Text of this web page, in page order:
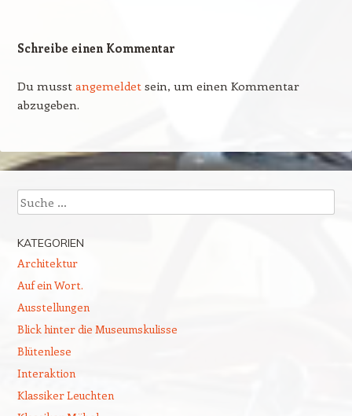
Schreibe einen Kommentar
Du musst angemeldet sein, um einen Kommentar
abzugeben.
Suchen
KATEGORIEN
Architektur
Auf ein Wort.
Ausstellungen
Blick hinter die Museumskulisse
Blütenlese
Interaktion
Klassiker Leuchten